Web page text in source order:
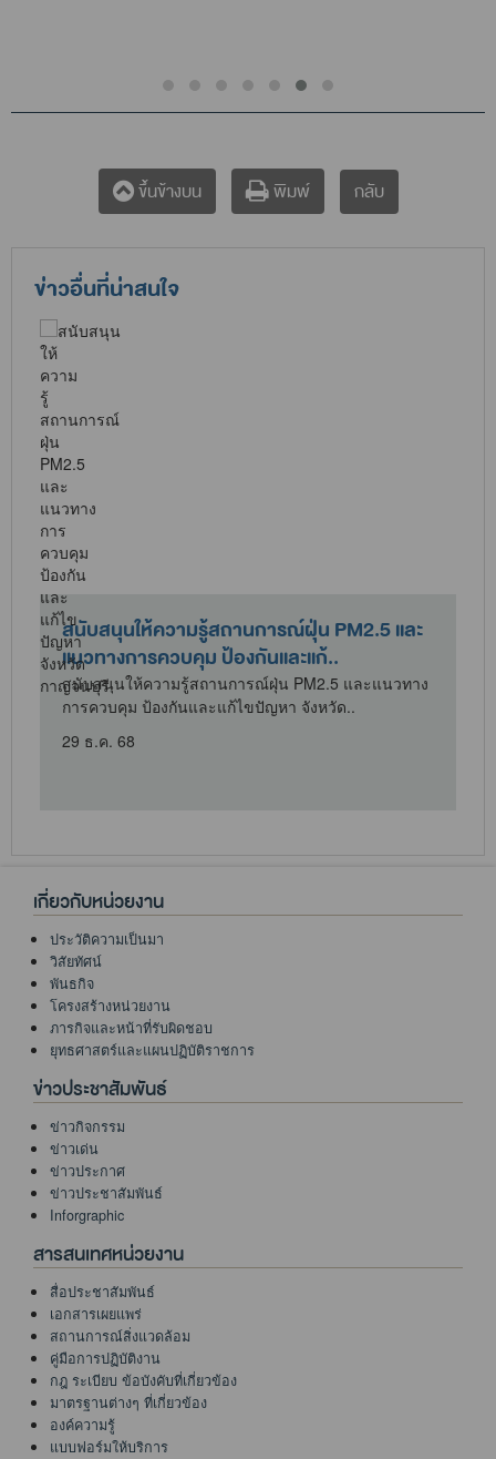
ขึ้นข้างบน พิมพ์ กลับ
ข่าวอื่นที่น่าสนใจ
สนับสนุนให้ความรู้สถานการณ์ฝุ่น PM2.5 และ
แนวทางการควบคุม ป้องกันและแก้..
สนับสนุนให้ความรู้สถานการณ์ฝุ่น PM2.5 และแนวทาง
การควบคุม ป้องกันและแก้ไขปัญหา จังหวัด..
29 ธ.ค. 68
เกี่ยวกับหน่วยงาน
ประวัติความเป็นมา
วิสัยทัศน์
พันธกิจ
โครงสร้างหน่วยงาน
ภารกิจและหน้าที่รับผิดชอบ
ยุทธศาสตร์และแผนปฏิบัติราชการ
ข่าวประชาสัมพันธ์
ข่าวกิจกรรม
ข่าวเด่น
ข่าวประกาศ
ข่าวประชาสัมพันธ์
Inforgraphic
สารสนเทศหน่วยงาน
สื่อประชาสัมพันธ์
เอกสารเผยแพร่
สถานการณ์สิ่งแวดล้อม
คู่มือการปฏิบัติงาน
กฎ ระเบียบ ข้อบังคับที่เกี่ยวข้อง
มาตรฐานต่างๆ ที่เกี่ยวข้อง
องค์ความรู้
แบบฟอร์มให้บริการ